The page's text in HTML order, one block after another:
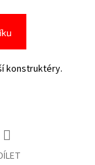
konstruktéry.